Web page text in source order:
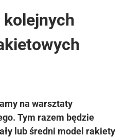
kolejnych
na warsztaty
Tym razem będzie
lub średni model rakiety